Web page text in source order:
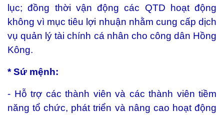
lục; đồng thời vận động các QTD hoạt động
không vì mục tiêu lợi nhuận nhằm cung cấp dịch
vụ quản lý tài chính cá nhân cho công dân Hồng
Kông.
* Sứ mệnh:
- Hỗ trợ các thành viên và các thành viên tiềm
năng tổ chức, phát triển và nâng cao hoạt động